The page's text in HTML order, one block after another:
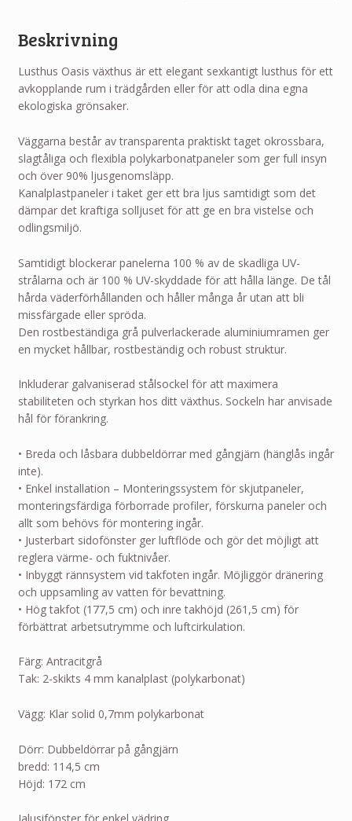
Beskrivning
Lusthus Oasis växthus är ett elegant sexkantigt lusthus för ett
avkopplande rum i trädgården eller för att odla dina egna
ekologiska grönsaker.
Väggarna består av transparenta praktiskt taget okrossbara,
slagtåliga och flexibla polykarbonatpaneler som ger full insyn
och över 90% ljusgenomsläpp.
Kanalplastpaneler i taket ger ett bra ljus samtidigt som det
dämpar det kraftiga solljuset för att ge en bra vistelse och
odlingsmiljö.
Samtidigt blockerar panelerna 100 % av de skadliga UV-
strålarna och är 100 % UV-skyddade för att hålla länge. De tål
hårda väderförhållanden och håller många år utan att bli
missfärgade eller spröda.
Den rostbeständiga grå pulverlackerade aluminiumramen ger
en mycket hållbar, rostbeständig och robust struktur.
Inkluderar galvaniserad stålsockel för att maximera
stabiliteten och styrkan hos ditt växthus. Sockeln har anvisade
hål för förankring.
• Breda och låsbara dubbeldörrar med gångjärn (hänglås ingår
inte).
• Enkel installation – Monteringssystem för skjutpaneler,
monteringsfärdiga förborrade profiler, förskurna paneler och
allt som behövs för montering ingår.
• Justerbart sidofönster ger luftflöde och gör det möjligt att
reglera värme- och fuktnivåer.
• Inbyggt rännsystem vid takfoten ingår. Möjliggör dränering
och uppsamling av vatten för bevattning.
• Hög takfot (177,5 cm) och inre takhöjd (261,5 cm) för
förbättrat arbetsutrymme och luftcirkulation.
Färg: Antracitgrå
Tak: 2-skikts 4 mm kanalplast (polykarbonat)
Vägg: Klar solid 0,7mm polykarbonat
Dörr: Dubbeldörrar på gångjärn
bredd: 114,5 cm
Höjd: 172 cm